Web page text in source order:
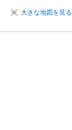
大きな地図を見る